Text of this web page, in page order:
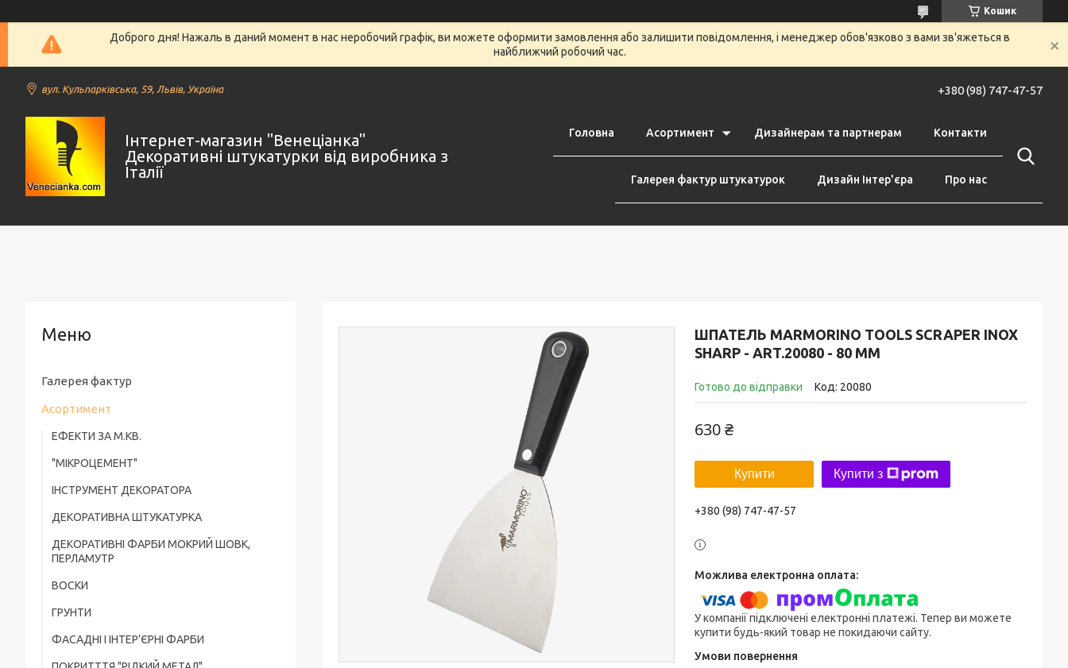
Кошик
Доброго дня! Нажаль в даний момент в нас неробочий графік, ви можете оформити замовлення або залишити повідомлення, і менеджер обов'язково з вами зв'яжеться в
найближчий робочий час.
вул. Кульпарківська, 59, Львів, Україна +380 (98) 747-47-57
Інтернет-магазин "Венеціанка"
Декоративні штукатурки від виробника з
Італії
Головна Асортимент Дизайнерам та партнерам Контакти
Галерея фактур штукатурок Дизайн Інтер'єра Про нас
ШПАТЕЛЬ MARMORINO TOOLS SCRAPER INOX
SHARP - ART.20080 - 80 ММ
Готово до відправки Код: 20080
630 ₴
Купити Купити з
+380 (98) 747-47-57
У компанії підключені електронні платежі. Тепер ви можете
купити будь-який товар не покидаючи сайту.
Галерея фактур
Асортимент
ЕФЕКТИ ЗА М.КВ.
"МІКРОЦЕМЕНТ"
ІНСТРУМЕНТ ДЕКОРАТОРА
ДЕКОРАТИВНА ШТУКАТУРКА
ДЕКОРАТИВНІ ФАРБИ МОКРИЙ ШОВК,
ПЕРЛАМУТР
ВОСКИ
ГРУНТИ
ФАСАДНІ І ІНТЕР’ЄРНІ ФАРБИ